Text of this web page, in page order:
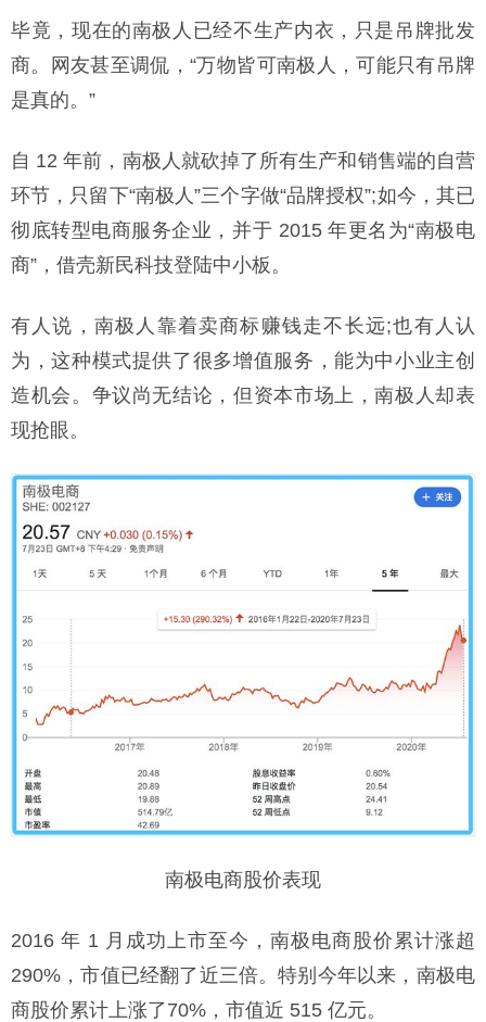
毕竟，现在的南极人已经不生产内衣，只是吊牌批发
商。网友甚至调侃，“万物皆可南极人，可能只有吊牌
是真的。”
自 12 年前，南极人就砍掉了所有生产和销售端的自营
环节，只留下“南极人”三个字做“品牌授权”;如今，其已
彻底转型电商服务企业，并于 2015 年更名为“南极电
商”，借壳新民科技登陆中小板。
有人说，南极人靠着卖商标赚钱走不长远;也有人认
为，这种模式提供了很多增值服务，能为中小业主创
造机会。争议尚无结论，但资本市场上，南极人却表
现抢眼。
南极电商股价表现
2016 年 1 月成功上市至今，南极电商股价累计涨超
290%，市值已经翻了近三倍。特别今年以来，南极电
商股价累计上涨了70%，市值近 515 亿元。